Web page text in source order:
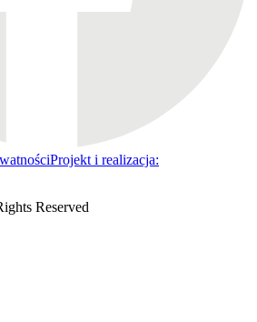
Projekt i realizacja:
Reserved